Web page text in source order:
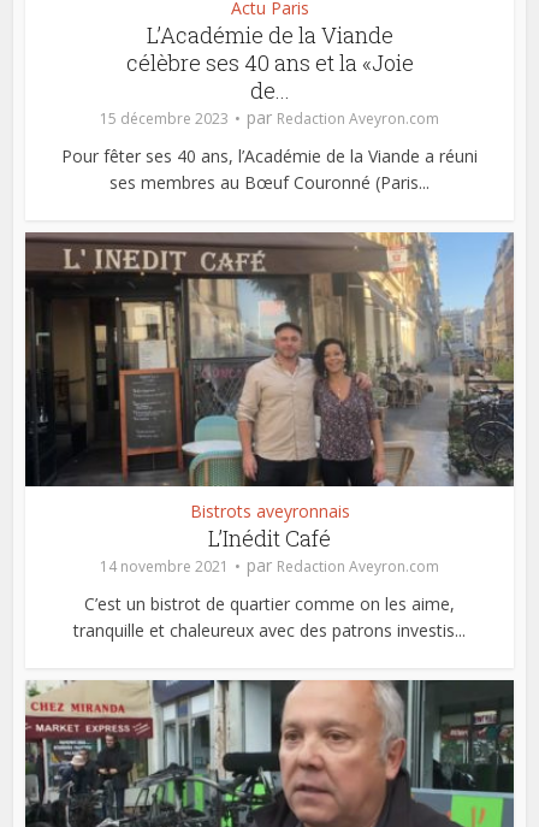
Actu Paris
L’Académie de la Viande
célèbre ses 40 ans et la «Joie
de...
15 décembre 2023 par Redaction Aveyron.com
Pour fêter ses 40 ans, l’Académie de la Viande a réuni
ses membres au Bœuf Couronné (Paris...
Bistrots aveyronnais
L’Inédit Café
14 novembre 2021 par Redaction Aveyron.com
C’est un bistrot de quartier comme on les aime,
tranquille et chaleureux avec des patrons investis...